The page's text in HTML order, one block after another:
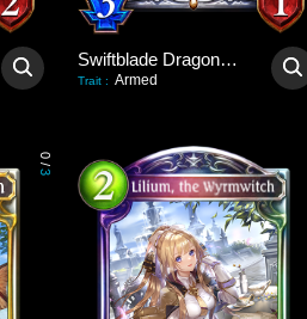
Swiftblade Dragonewt
Trait : Armed
0
/
3